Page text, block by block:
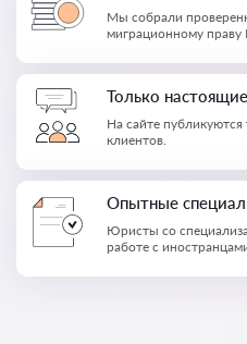
Мы собрали
миграционному праву
Только
На сайте
клиентов.
Опытные
Юристы со
работе с